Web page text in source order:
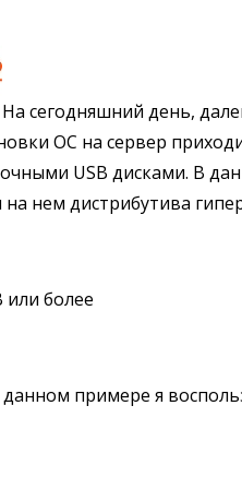
На сегодняшний день,
ОС на сервер
USB дисками. В
нем дистрибутива
более
примере я